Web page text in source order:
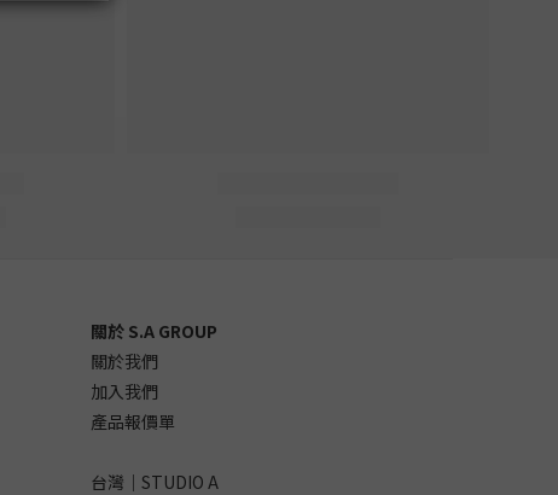
關於 S.A GROUP
關於我們
加入我們
產品報價單
台灣｜STUDIO A